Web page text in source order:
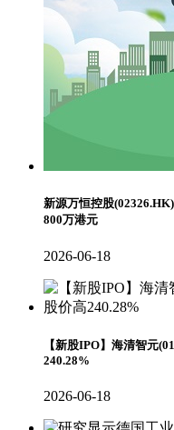
新源万恒控股
800万港元
2026-06-18
【新股IPO】海清智元
240.28%
2026-06-18